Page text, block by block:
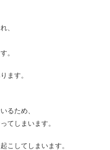
、
。
ます。
るため、
てしまいます。
こしてしまいます。